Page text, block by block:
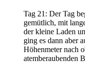
Tag 21: Der Tag
gemütlich, mit
der kleine Laden
ging es dann aber
Höhenmeter nach
atemberaubenden